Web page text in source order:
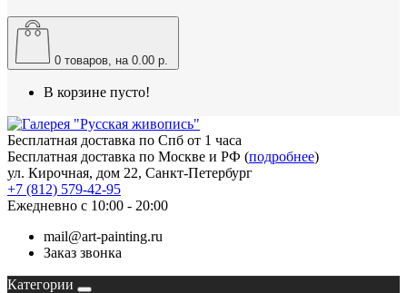
0 товаров, на 0.00 р.
В корзине пусто!
Бесплатная доставка по Спб от 1 часа
Бесплатная доставка по Москве и РФ (подробнее)
ул. Кирочная, дом 22, Санкт-Петербург
+7 (812) 579-42-95
Ежедневно с 10:00 - 20:00
mail@art-painting.ru
Заказ звонка
Категории